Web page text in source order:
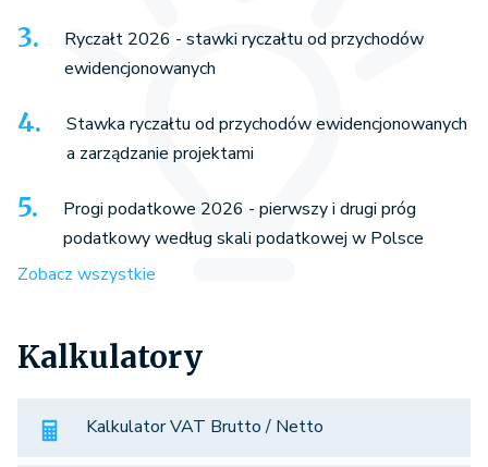
Ryczałt 2026 - stawki ryczałtu od przychodów
ewidencjonowanych
Stawka ryczałtu od przychodów ewidencjonowanych
a zarządzanie projektami
Progi podatkowe 2026 - pierwszy i drugi próg
podatkowy według skali podatkowej w Polsce
Zobacz wszystkie
Kalkulatory
Kalkulator VAT Brutto / Netto